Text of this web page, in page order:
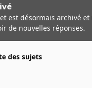
est désormais archivé
de nouvelles réponses.
des sujets